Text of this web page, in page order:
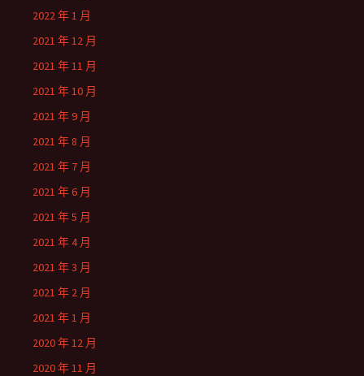
2022 年 1 月
2021 年 12 月
2021 年 11 月
2021 年 10 月
2021 年 9 月
2021 年 8 月
2021 年 7 月
2021 年 6 月
2021 年 5 月
2021 年 4 月
2021 年 3 月
2021 年 2 月
2021 年 1 月
2020 年 12 月
2020 年 11 月